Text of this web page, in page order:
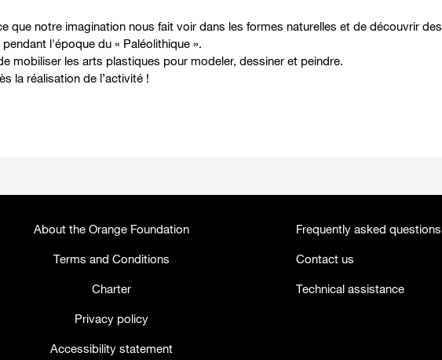
que notre imagination nous fait voir dans les formes naturelles et de découvrir des
l'époque du « Paléolithique ».
mobiliser les arts plastiques pour modeler, dessiner et peindre.
la réalisation de l’activité !
About the Orange Foundation
Terms and Conditions
Charter
Privacy policy
Accessibility statement
Frequently asked questions
Contact us
Technical assistance